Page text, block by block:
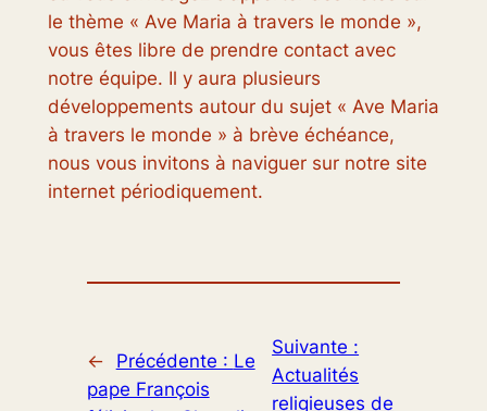
le thème « Ave Maria à travers le monde »,
vous êtes libre de prendre contact avec
notre équipe. Il y aura plusieurs
développements autour du sujet « Ave Maria
à travers le monde » à brève échéance,
nous vous invitons à naviguer sur notre site
internet périodiquement.
← Précédente : Le
pape François
Suivante :
Actualités
religieuses de